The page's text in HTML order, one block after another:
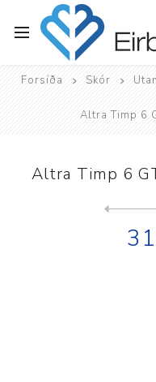
Forsíða Skór
Altra Timp 6
Altra Timp 6